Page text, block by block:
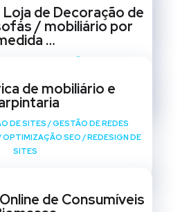
OPTIMIZAÇÃO SEO/ REDESIGN DE
SITES
de Decoração de
/ mobiliário por
…
SITESde mobiliário e
DE SITES /GESTÃO DE REDES
OPTIMIZAÇÃO SEO /REDESIGN DE
SITES
de Consumíveis